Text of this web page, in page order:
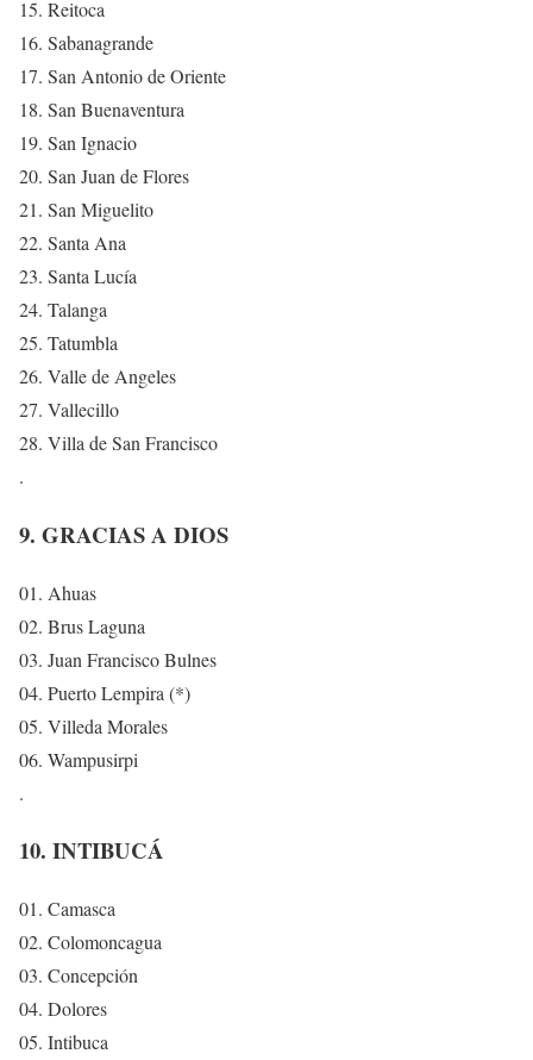
15. Reitoca
16. Sabanagrande
17. San Antonio de Oriente
18. San Buenaventura
19. San Ignacio
20. San Juan de Flores
21. San Miguelito
22. Santa Ana
23. Santa Lucía
24. Talanga
25. Tatumbla
26. Valle de Angeles
27. Vallecillo
28. Villa de San Francisco
.
9. GRACIAS A DIOS
01. Ahuas
02. Brus Laguna
03. Juan Francisco Bulnes
04. Puerto Lempira (*)
05. Villeda Morales
06. Wampusirpi
.
10. INTIBUCÁ
01. Camasca
02. Colomoncagua
03. Concepción
04. Dolores
05. Intibuca